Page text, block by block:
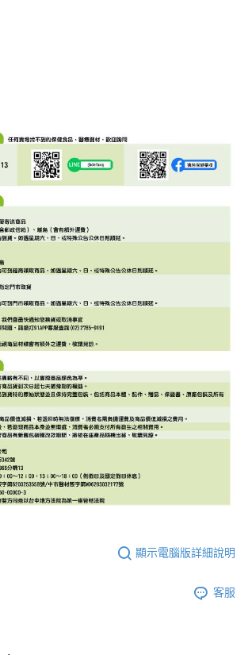
顯示電腦版詳細說明
客服